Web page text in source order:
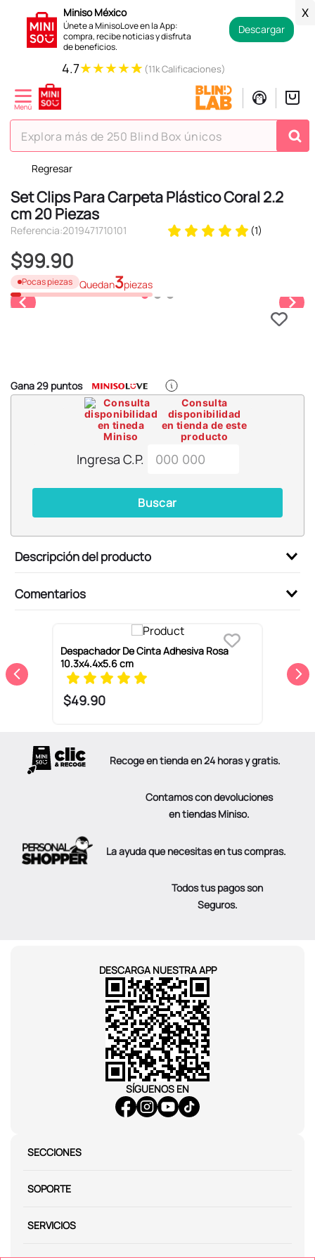
Miniso México
Únete a MinisoLove en la App:
compra, recibe noticias y disfruta
de beneficios.
Descargar
X
4.7★★★★★ (11k Calificaciones)
Explora más de 250 Blind Box únicos
Regresar
Set Clips Para Carpeta Plástico Coral 2.2
cm 20 Piezas
Referencia:2019471710101 (1)
$99.90
Pocas piezas Quedan3piezas
Gana29 puntos
Consulta
disponibilidad
en tienda de este
producto
Ingresa C.P.
Buscar
Descripción del producto
Comentarios
Despachador De Cinta Adhesiva Rosa
10.3x4.4x5.6 cm
$49.90
Recoge en tienda en 24 horas y gratis.
Contamos con devoluciones
en tiendas Miniso.
La ayuda que necesitas en tus compras.
Todos tus pagos son
Seguros.
DESCARGA NUESTRA APP
SÍGUENOS EN
SECCIONES
SOPORTE
SERVICIOS
TÉRMINOS MÁS BUSCADOS
1.
hello kitty
2 .
spiderman
4.
osito cariñosito
5.
blind box
9.
chiikawas